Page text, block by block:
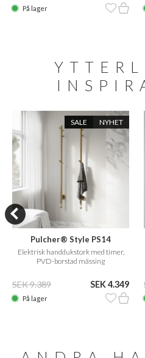
På lager
SALE NYHET
Pulcher® Style PS14
Elektrisk handdukstork med timer,
PVD-borstad mässing
SEK 9.389 SEK 4.349
På lager